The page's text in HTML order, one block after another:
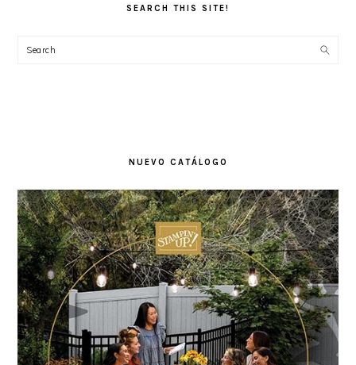
SEARCH THIS SITE!
Search
NUEVO CATÁLOGO